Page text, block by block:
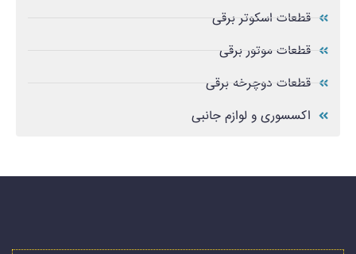
قطعات اسکوتر برقی
قطعات موتور برقی
قطعات دوچرخه برقی
اکسسوری و لوازم جانبی